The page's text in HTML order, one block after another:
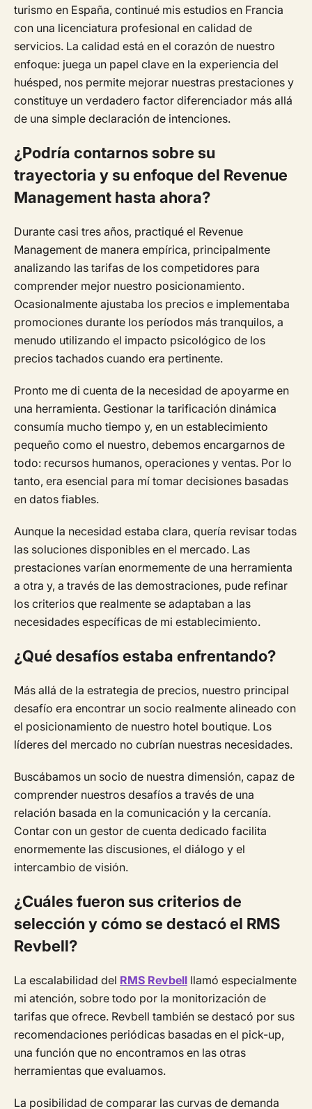
turismo en España, continué mis estudios en Francia
con una licenciatura profesional en calidad de
servicios. La calidad está en el corazón de nuestro
enfoque: juega un papel clave en la experiencia del
huésped, nos permite mejorar nuestras prestaciones y
constituye un verdadero factor diferenciador más allá
de una simple declaración de intenciones.
¿Podría contarnos sobre su
trayectoria y su enfoque del Revenue
Management hasta ahora?
Durante casi tres años, practiqué el Revenue
Management de manera empírica, principalmente
analizando las tarifas de los competidores para
comprender mejor nuestro posicionamiento.
Ocasionalmente ajustaba los precios e implementaba
promociones durante los períodos más tranquilos, a
menudo utilizando el impacto psicológico de los
precios tachados cuando era pertinente.
Pronto me di cuenta de la necesidad de apoyarme en
una herramienta. Gestionar la tarificación dinámica
consumía mucho tiempo y, en un establecimiento
pequeño como el nuestro, debemos encargarnos de
todo: recursos humanos, operaciones y ventas. Por lo
tanto, era esencial para mí tomar decisiones basadas
en datos fiables.
Aunque la necesidad estaba clara, quería revisar todas
las soluciones disponibles en el mercado. Las
prestaciones varían enormemente de una herramienta
a otra y, a través de las demostraciones, pude refinar
los criterios que realmente se adaptaban a las
necesidades específicas de mi establecimiento.
¿Qué desafíos estaba enfrentando?
Más allá de la estrategia de precios, nuestro principal
desafío era encontrar un socio realmente alineado con
el posicionamiento de nuestro hotel boutique. Los
líderes del mercado no cubrían nuestras necesidades.
Buscábamos un socio de nuestra dimensión, capaz de
comprender nuestros desafíos a través de una
relación basada en la comunicación y la cercanía.
Contar con un gestor de cuenta dedicado facilita
enormemente las discusiones, el diálogo y el
intercambio de visión.
¿Cuáles fueron sus criterios de
selección y cómo se destacó el RMS
Revbell?
La escalabilidad del RMS Revbell llamó especialmente
mi atención, sobre todo por la monitorización de
tarifas que ofrece. Revbell también se destacó por sus
recomendaciones periódicas basadas en el pick-up,
una función que no encontramos en las otras
herramientas que evaluamos.
La posibilidad de comparar las curvas de demanda